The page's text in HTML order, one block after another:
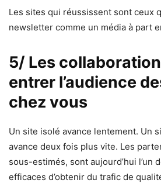
Les sites qui réussissent sont ceux
newsletter comme un média à part
5/ Les
entrer l’audience
chez vous
Un site isolé avance lentement. Un
avance deux fois plus vite. Les
sous-estimés, sont aujourd’hui l’un
efficaces d’obtenir du trafic de